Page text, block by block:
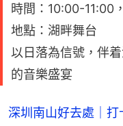
時間：10:00-11:00
地點：湖畔舞台
以日落為信號，伴
的音樂盛宴
深圳南山好去處｜